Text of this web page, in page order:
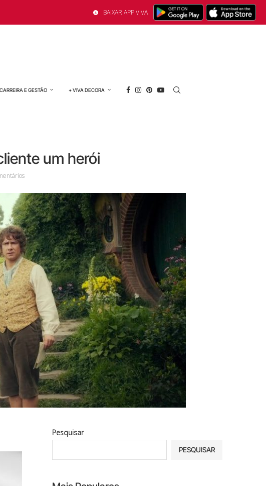
BAIXAR APP VIVA
CARREIRA E GESTÃO + VIVA DECORA
um herói
Pesquisar
PESQUISAR